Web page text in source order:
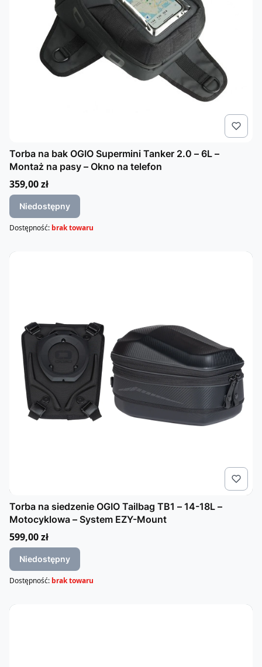
Torba na bak OGIO Supermini Tanker 2.0 – 6L –
Montaż na pasy – Okno na telefon
Cena
359,00 zł
Niedostępny
Dostępność: brak towaru
Torba na siedzenie OGIO Tailbag TB1 – 14-18L –
Motocyklowa – System EZY-Mount
Cena
599,00 zł
Niedostępny
Dostępność: brak towaru